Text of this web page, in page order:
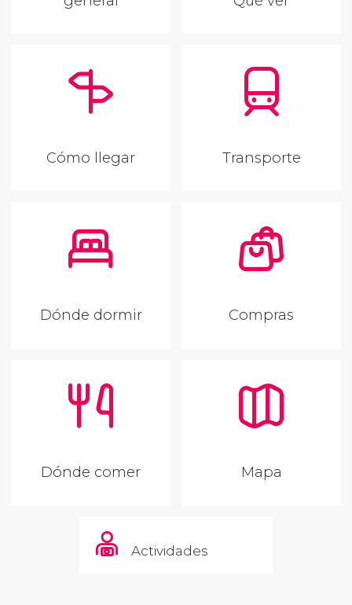
Cómo llegar Transporte
Dónde dormir Compras
Dónde comer Mapa
Actividades